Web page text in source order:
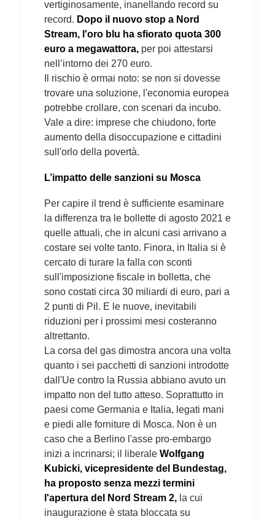
vertiginosamente, inanellando record su
record. Dopo il nuovo stop a Nord
Stream, l'oro blu ha sfiorato quota 300
euro a megawattora, per poi attestarsi
nell’intorno dei 270 euro.
Il rischio è ormai noto: se non si dovesse
trovare una soluzione, l'economia europea
potrebbe crollare, con scenari da incubo.
Vale a dire: imprese che chiudono, forte
aumento della disoccupazione e cittadini
sull'orlo della povertà.
L’impatto delle sanzioni su Mosca
Per capire il trend è sufficiente esaminare
la differenza tra le bollette di agosto 2021 e
quelle attuali, che in alcuni casi arrivano a
costare sei volte tanto. Finora, in Italia si è
cercato di turare la falla con sconti
sull'imposizione fiscale in bolletta, che
sono costati circa 30 miliardi di euro, pari a
2 punti di Pil. E le nuove, inevitabili
riduzioni per i prossimi mesi costeranno
altrettanto.
La corsa del gas dimostra ancora una volta
quanto i sei pacchetti di sanzioni introdotte
dall'Ue contro la Russia abbiano avuto un
impatto non del tutto atteso. Soprattutto in
paesi come Germania e Italia, legati mani
e piedi alle forniture di Mosca. Non è un
caso che a Berlino l'asse pro-embargo
inizi a incrinarsi; il liberale Wolfgang
Kubicki, vicepresidente del Bundestag,
ha proposto senza mezzi termini
l'apertura del Nord Stream 2, la cui
inaugurazione è stata bloccata su